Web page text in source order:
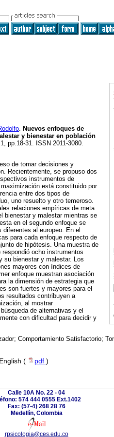
. Nuevos enfoques de
y bienestar en población
pp.18-31. ISSN 2011-3080.
de tomar decisiones y
Recientemente, se propuso dos
instrumentos de
está constituido por
entre dos tipos de
uno resuelto y otro temeroso.
relaciones empíricas de meta
bienestar y malestar mientras se
en el segundo enfoque se
al europeo. En el
para cada enfoque respecto de
de hipótesis. Una muestra de
ocho instrumentos
su bienestar y malestar. Los
mayores con índices de
enfoque muestran asociación
la dimensión de estrategia que
son fuertes y mayores para el
resultados contribuyen a
al mostrar
de alternativas y el
con dificultad para decidir y
Comportamiento Satisfactorio;
English ( pdf )
Calle 10A No. 22 - 04
574 444 0555 Ext.1402
Fax: (57-4) 268 28 76
Medellìn, Colombia
rpsicologia@ces.edu.co